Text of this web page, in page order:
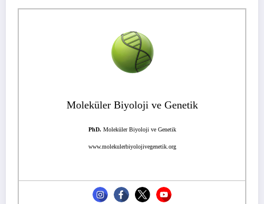
Moleküler Biyoloji ve Genetik
PhD. Moleküler Biyoloji ve Genetik
www.molekulerbiyolojivegenetik.org